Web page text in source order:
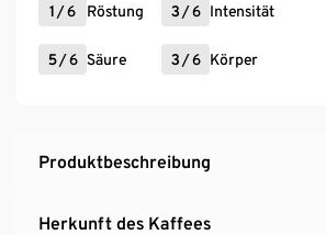
1 /6 Röstung 3 /6 Intensität
5 /6 Säure 3 /6 Körper
Produktbeschreibung
Herkunft des Kaffees